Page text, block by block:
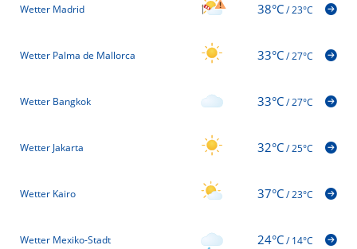
Wetter Madrid 38°C/23°C
Wetter Palma de Mallorca 33°C/27°C
Wetter Bangkok 33°C/27°C
Wetter Jakarta 32°C/25°C
Wetter Kairo 37°C/23°C
Wetter Mexiko-Stadt 24°C/14°C